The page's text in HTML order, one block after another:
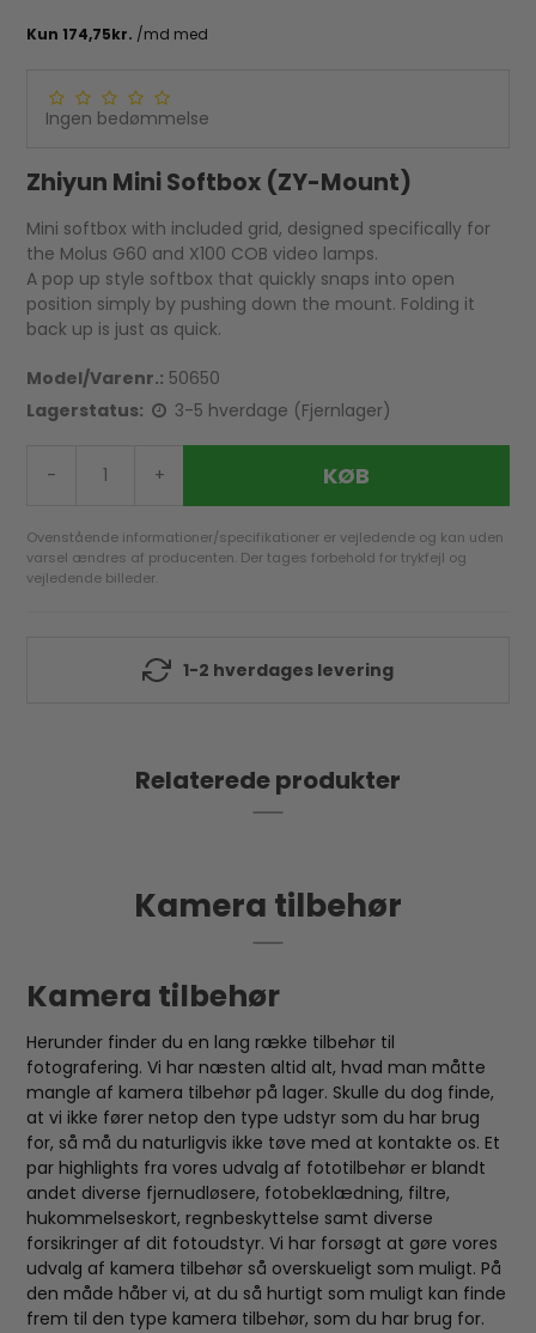
Ingen bedømmelse
Zhiyun Mini Softbox (ZY-Mount)
Mini softbox with included grid, designed specifically for
the Molus G60 and X100 COB video lamps.
A pop up style softbox that quickly snaps into open
position simply by pushing down the mount. Folding it
back up is just as quick.
Model/Varenr.: 50650
Lagerstatus:
3-5 hverdage (Fjernlager)
- + KØB
Ovenstående informationer/specifikationer er vejledende og kan uden
varsel ændres af producenten. Der tages forbehold for trykfejl og
vejledende billeder.
1-2 hverdages levering
Relaterede produkter
Kamera tilbehør
Kamera tilbehør
Herunder finder du en lang række tilbehør til
fotografering. Vi har næsten altid alt, hvad man måtte
mangle af kamera tilbehør på lager. Skulle du dog finde,
at vi ikke fører netop den type udstyr som du har brug
for, så må du naturligvis ikke tøve med at kontakte os. Et
par highlights fra vores udvalg af fototilbehør er blandt
andet diverse fjernudløsere, fotobeklædning, filtre,
hukommelseskort, regnbeskyttelse samt diverse
forsikringer af dit fotoudstyr. Vi har forsøgt at gøre vores
udvalg af kamera tilbehør så overskueligt som muligt. På
den måde håber vi, at du så hurtigt som muligt kan finde
frem til den type kamera tilbehør, som du har brug for.